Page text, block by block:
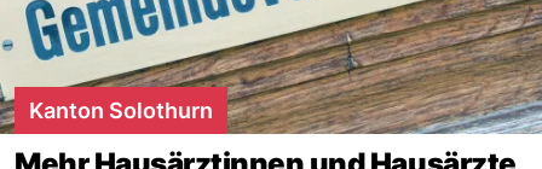
Kanton Solothurn